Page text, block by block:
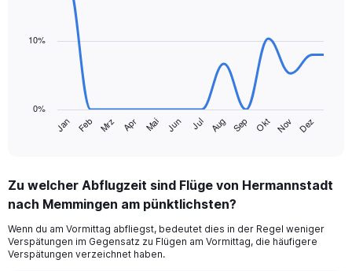
data
has
categories.
Range:
categories.
The
chart
Jan Feb Mrz Apr Mai Jun Jul Aug Sep Okt Nov Dez
0%
10%
Zu welcher Abflugzeit sind Flüge von Hermannstadt
nach Memmingen am pünktlichsten?
Wenn du am Vormittag abfliegst, bedeutet dies in der Regel weniger
Verspätungen im Gegensatz zu Flügen am Vormittag, die häufigere
Verspätungen verzeichnet haben.